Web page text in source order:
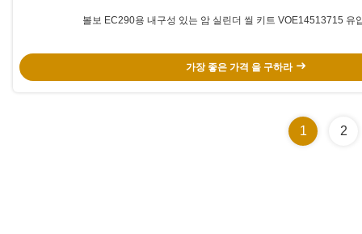
볼보 EC290용 내구성 있는 암 실린더 씰 키트 VOE14513715 유
가장 좋은 가격 을 구하라
1 2